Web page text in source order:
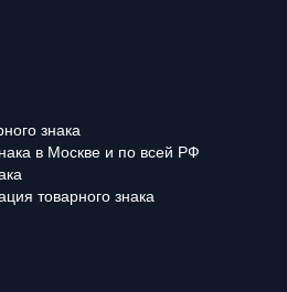
знака
в Москве и по всей РФ
товарного знака